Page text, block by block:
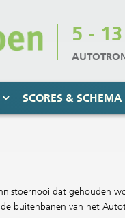
5 -
SCORES & SCHEMA
dat gehouden
buitenbanen van het